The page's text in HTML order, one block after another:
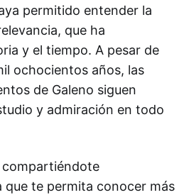
permitido entender la
que ha
y el tiempo. A pesar de
ochocientos años, las
de Galeno siguen
y admiración en todo
compartiéndote
que te permita conocer más